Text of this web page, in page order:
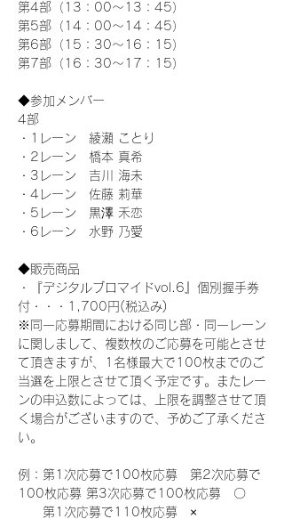
第4部（13：00～13：45）
第5部（14：00～14：45）
第6部（15：30～16：15）
第7部（16：30～17：15）
◆参加メンバー
4部
・1レーン　綾瀬 ことり
・2レーン　橋本 真希
・3レーン　吉川 海未
・4レーン　佐藤 莉華
・5レーン　黒澤 禾恋
・6レーン　水野 乃愛
◆販売商品
・『デジタルブロマイドvol.6』個別握手券
付・・・1,700円(税込み)
※同一応募期間における同じ部・同一レーン
に関しまして、複数枚のご応募を可能とさせ
て頂きますが、1名様最大で100枚までのご
当選を上限とさせて頂く予定です。またレー
ンの申込数によっては、上限を調整させて頂
く場合がございますので、予めご了承くださ
い。
例：第1次応募で100枚応募　第2次応募で
100枚応募 第3次応募で100枚応募　〇
第1次応募で110枚応募　×